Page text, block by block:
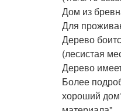
Дом из
Для
Дерево
(лесистая
Дерево
Более
хороший